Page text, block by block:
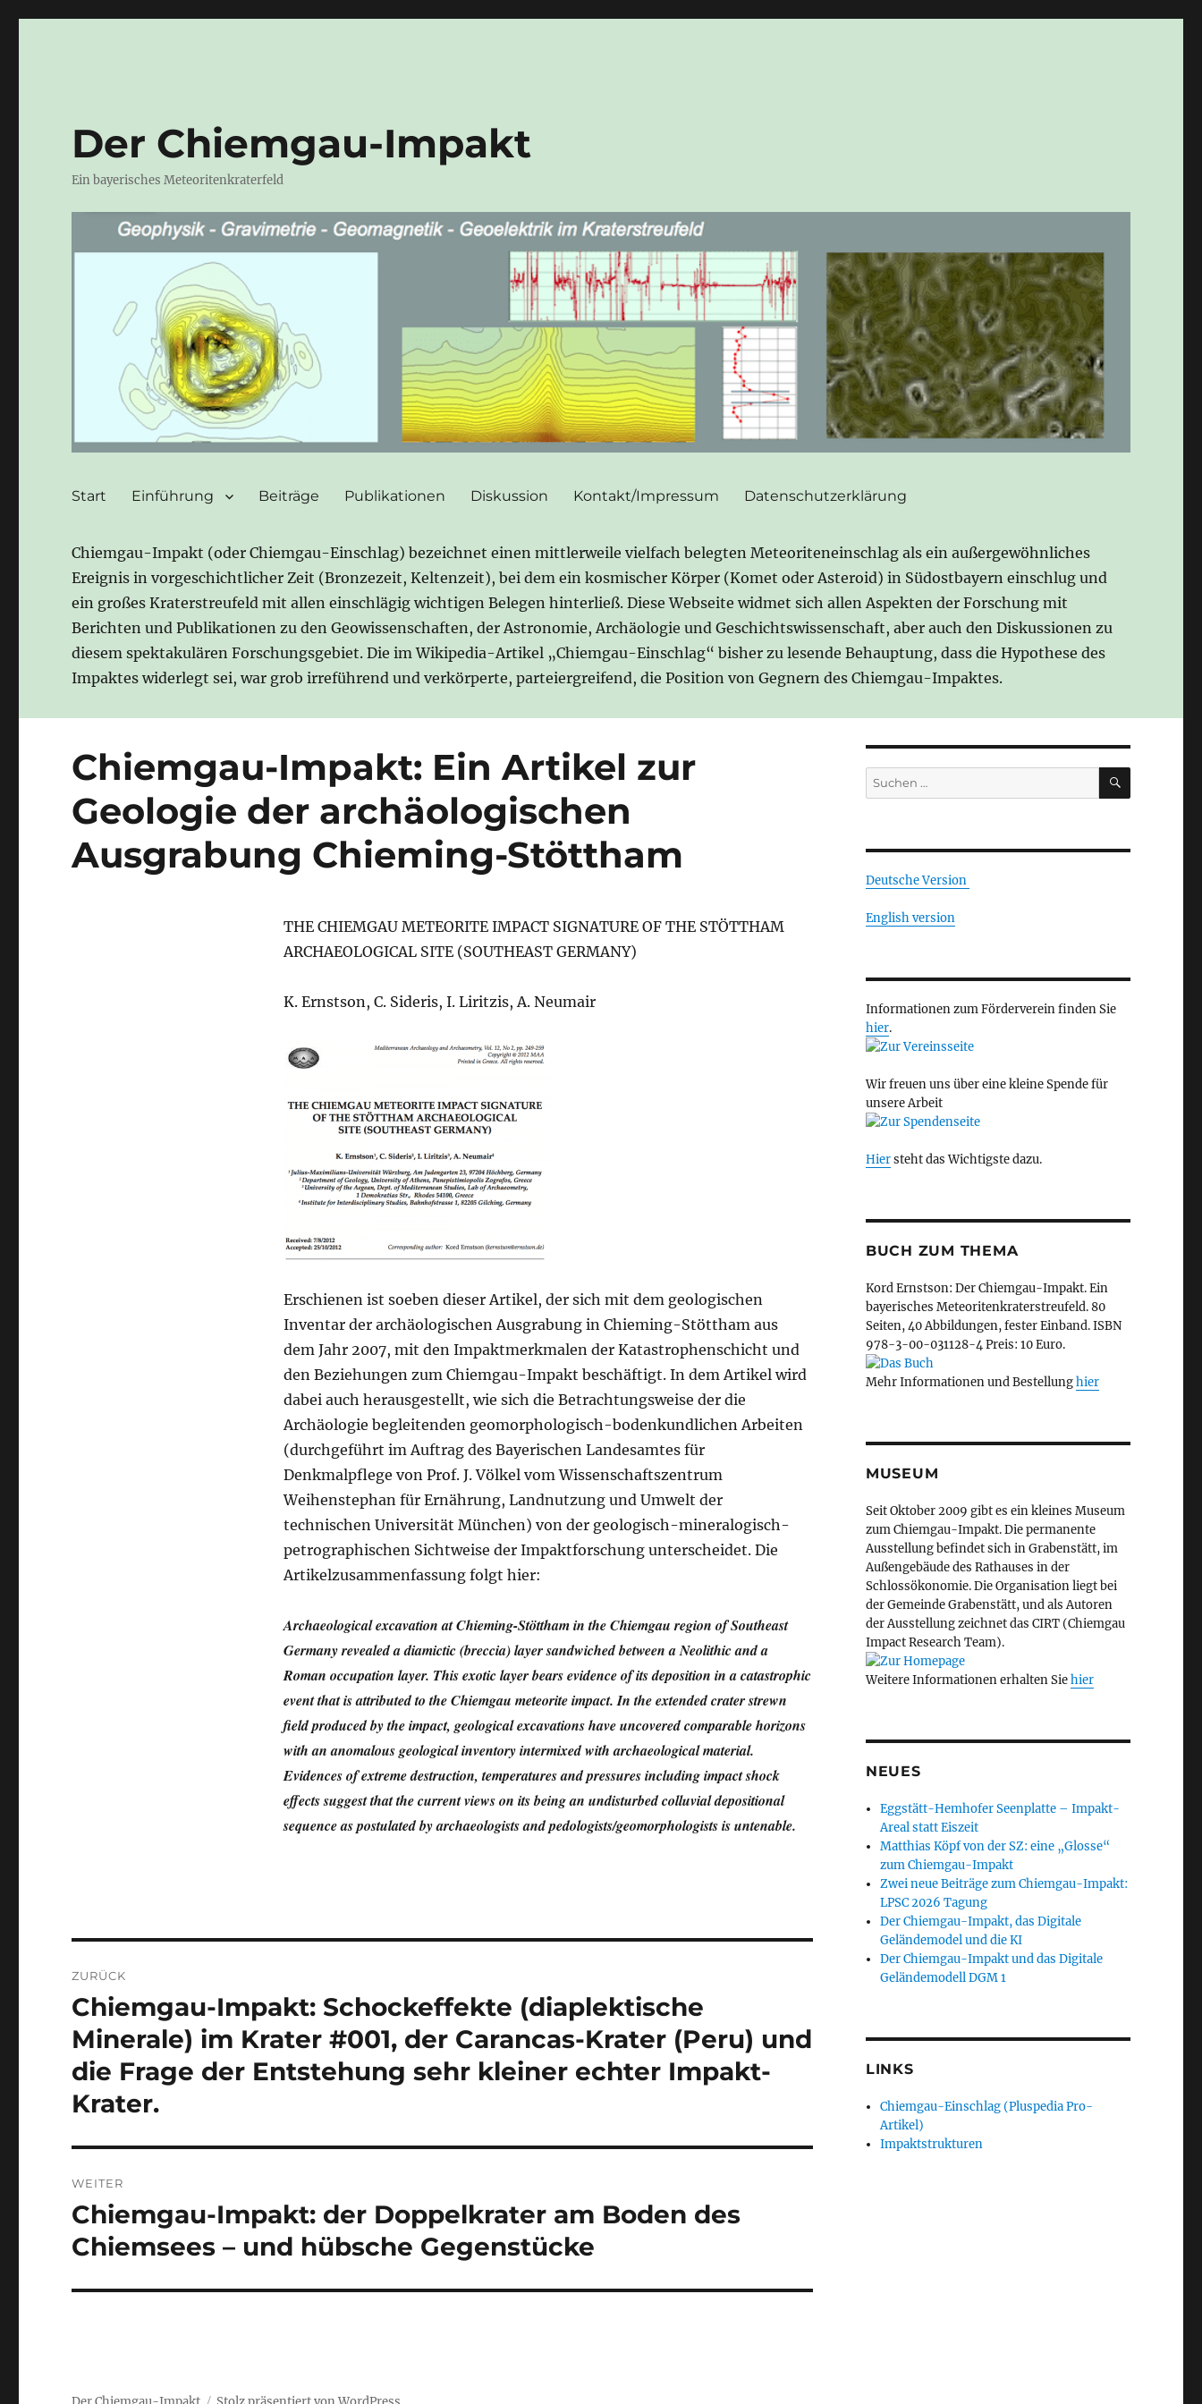
Der Chiemgau-Impakt
Ein bayerisches Meteoritenkraterfeld
Start Einführung Beiträge Publikationen Diskussion Kontakt/Impressum Datenschutzerklärung
Chiemgau-Impakt (oder Chiemgau-Einschlag) bezeichnet einen mittlerweile vielfach belegten Meteoriteneinschlag als ein außergewöhnliches
Ereignis in vorgeschichtlicher Zeit (Bronzezeit, Keltenzeit), bei dem ein kosmischer Körper (Komet oder Asteroid) in Südostbayern einschlug und
ein großes Kraterstreufeld mit allen einschlägig wichtigen Belegen hinterließ. Diese Webseite widmet sich allen Aspekten der Forschung mit
Berichten und Publikationen zu den Geowissenschaften, der Astronomie, Archäologie und Geschichtswissenschaft, aber auch den Diskussionen zu
diesem spektakulären Forschungsgebiet. Die im Wikipedia-Artikel „Chiemgau-Einschlag“ bisher zu lesende Behauptung, dass die Hypothese des
Impaktes widerlegt sei, war grob irreführend und verkörperte, parteiergreifend, die Position von Gegnern des Chiemgau-Impaktes.
Chiemgau-Impakt: Ein Artikel zur
Geologie der archäologischen
Ausgrabung Chieming-Stöttham
THE CHIEMGAU METEORITE IMPACT SIGNATURE OF THE STÖTTHAM
ARCHAEOLOGICAL SITE (SOUTHEAST GERMANY)
K. Ernstson, C. Sideris, I. Liritzis, A. Neumair
Erschienen ist soeben dieser Artikel, der sich mit dem geologischen
Inventar der archäologischen Ausgrabung in Chieming-Stöttham aus
dem Jahr 2007, mit den Impaktmerkmalen der Katastrophenschicht und
den Beziehungen zum Chiemgau-Impakt beschäftigt. In dem Artikel wird
dabei auch herausgestellt, wie sich die Betrachtungsweise der die
Archäologie begleitenden geomorphologisch-bodenkundlichen Arbeiten
(durchgeführt im Auftrag des Bayerischen Landesamtes für
Denkmalpflege von Prof. J. Völkel vom Wissenschaftszentrum
Weihenstephan für Ernährung, Landnutzung und Umwelt der
technischen Universität München) von der geologisch-mineralogisch-
petrographischen Sichtweise der Impaktforschung unterscheidet. Die
Artikelzusammenfassung folgt hier:
Archaeological excavation at Chieming-Stöttham in the Chiemgau region of Southeast
Germany revealed a diamictic (breccia) layer sandwiched between a Neolithic and a
Roman occupation layer. This exotic layer bears evidence of its deposition in a catastrophic
event that is attributed to the Chiemgau meteorite impact. In the extended crater strewn
field produced by the impact, geological excavations have uncovered comparable horizons
with an anomalous geological inventory intermixed with archaeological material.
Evidences of extreme destruction, temperatures and pressures including impact shock
effects suggest that the current views on its being an undisturbed colluvial depositional
sequence as postulated by archaeologists and pedologists/geomorphologists is untenable.
ZURÜCK
Vorheriger
Beitrag:
Chiemgau-Impakt: Schockeffekte (diaplektische
Minerale) im Krater #001, der Carancas-Krater (Peru) und
die Frage der Entstehung sehr kleiner echter Impakt-
Krater.
WEITER
Nächster
Beitrag:
Chiemgau-Impakt: der Doppelkrater am Boden des
Chiemsees – und hübsche Gegenstücke
Suchen
nach:
SUCHEN
Deutsche Version
English version
Informationen zum Förderverein finden Sie
hier.
Wir freuen uns über eine kleine Spende für
unsere Arbeit
Hiersteht das Wichtigste dazu.
BUCH ZUM THEMA
Kord Ernstson: Der Chiemgau-Impakt. Ein
bayerisches Meteoritenkraterstreufeld. 80
Seiten, 40 Abbildungen, fester Einband. ISBN
978-3-00-031128-4 Preis: 10 Euro.
Mehr Informationen und Bestellunghier
MUSEUM
Seit Oktober 2009 gibt es ein kleines Museum
zum Chiemgau-Impakt. Die permanente
Ausstellung befindet sich in Grabenstätt, im
Außengebäude des Rathauses in der
Schlossökonomie. Die Organisation liegt bei
der Gemeinde Grabenstätt, und als Autoren
der Ausstellung zeichnet das CIRT (Chiemgau
Impact Research Team).
Weitere Informationen erhalten Siehier
NEUES
Eggstätt-Hemhofer Seenplatte – Impakt-
Areal statt Eiszeit
Matthias Köpf von der SZ: eine „Glosse“
zum Chiemgau-Impakt
Zwei neue Beiträge zum Chiemgau-Impakt:
LPSC 2026 Tagung
Der Chiemgau-Impakt, das Digitale
Geländemodel und die KI
Der Chiemgau-Impakt und das Digitale
Geländemodell DGM 1
LINKS
Chiemgau-Einschlag (Pluspedia Pro-
Artikel)
Impaktstrukturen